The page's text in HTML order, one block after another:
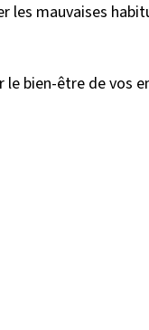
les mauvaises
bien-être de vos